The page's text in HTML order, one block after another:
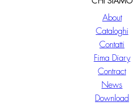
About
Cataloghi
Contatti
Fima Diary
Contract
News
Download